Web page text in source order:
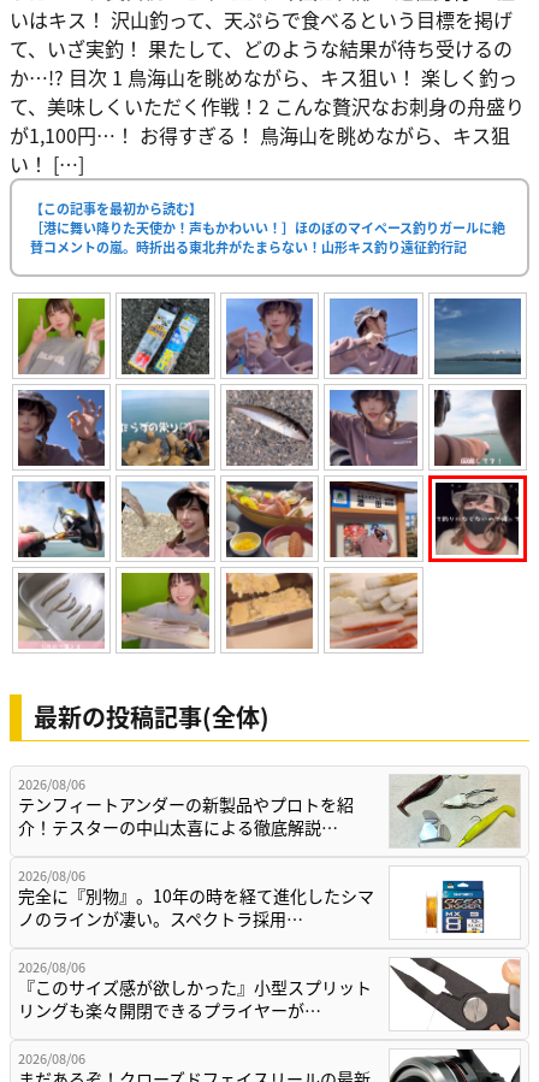
いはキス！ 沢山釣って、天ぷらで食べるという目標を掲げ
て、いざ実釣！ 果たして、どのような結果が待ち受けるの
か…!? 目次 1 鳥海山を眺めながら、キス狙い！ 楽しく釣っ
て、美味しくいただく作戦！2 こんな贅沢なお刺身の舟盛り
が1,100円…！ お得すぎる！ 鳥海山を眺めながら、キス狙
い！ […]
【この記事を最初から読む】
［港に舞い降りた天使か！声もかわいい！］ほのぼのマイペース釣りガールに絶
賛コメントの嵐。時折出る東北弁がたまらない！山形キス釣り遠征釣行記
最新の投稿記事(全体)
2026/08/06
テンフィートアンダーの新製品やプロトを紹
介！テスターの中山太喜による徹底解説…
2026/08/06
完全に『別物』。10年の時を経て進化したシマ
ノのラインが凄い。スペクトラ採用…
2026/08/06
『このサイズ感が欲しかった』小型スプリット
リングも楽々開閉できるプライヤーが…
2026/08/06